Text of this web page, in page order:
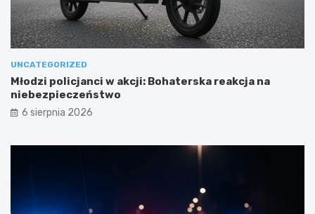
UNCATEGORIZED
Młodzi policjanci w akcji: Bohaterska reakcja na
niebezpieczeństwo
6 sierpnia 2026